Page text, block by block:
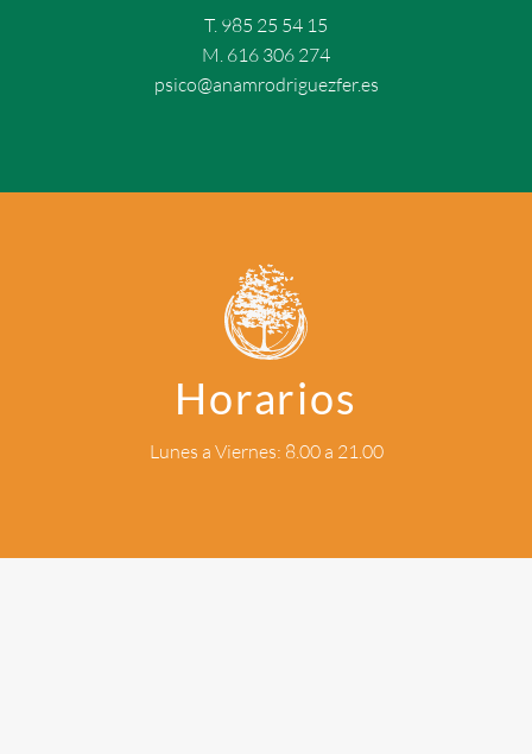
T. 985 25 54 15
M. 616 306 274
psico@anamrodriguezfer.es
Horarios
Lunes a Viernes: 8.00 a 21.00